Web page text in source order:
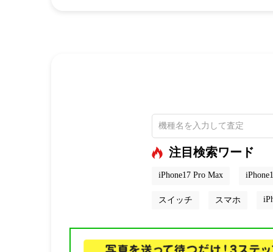
注目検索ワード
iPhone17 Pro Max
スイッチ スマホ